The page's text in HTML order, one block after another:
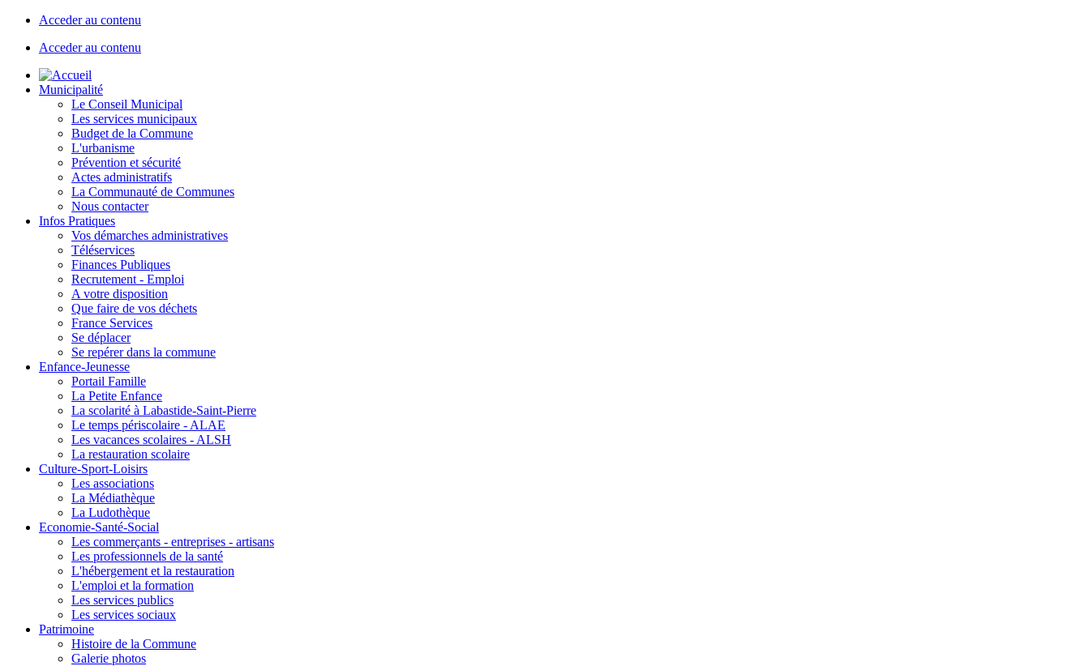
Acceder au contenu
Acceder au contenu
Municipalité
Le Conseil Municipal
Les services municipaux
Budget de la Commune
L'urbanisme
Prévention et sécurité
Actes administratifs
La Communauté de Communes
Nous contacter
Infos Pratiques
Vos démarches administratives
Téléservices
Finances Publiques
Recrutement - Emploi
A votre disposition
Que faire de vos déchets
France Services
Se déplacer
Se repérer dans la commune
Enfance-Jeunesse
Portail Famille
La Petite Enfance
La scolarité à Labastide-Saint-Pierre
Le temps périscolaire - ALAE
Les vacances scolaires - ALSH
La restauration scolaire
Culture-Sport-Loisirs
Les associations
La Médiathèque
La Ludothèque
Economie-Santé-Social
Les commerçants - entreprises - artisans
Les professionnels de la santé
L'hébergement et la restauration
L'emploi et la formation
Les services publics
Les services sociaux
Patrimoine
Histoire de la Commune
Galerie photos